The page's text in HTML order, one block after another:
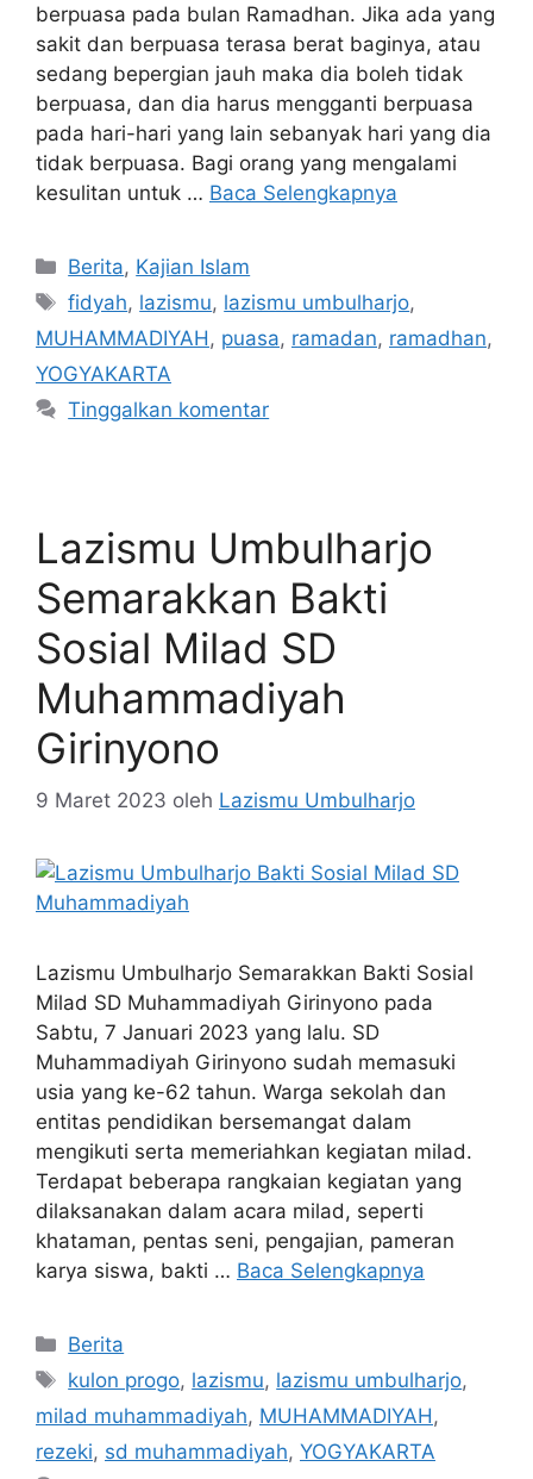
berpuasa pada bulan Ramadhan. Jika ada yang
sakit dan berpuasa terasa berat baginya, atau
sedang bepergian jauh maka dia boleh tidak
berpuasa, dan dia harus mengganti berpuasa
pada hari-hari yang lain sebanyak hari yang dia
tidak berpuasa. Bagi orang yang mengalami
kesulitan untuk … Baca Selengkapnya
Berita, Kajian Islam
fidyah, lazismu, lazismu umbulharjo,
MUHAMMADIYAH , puasa, ramadan, ramadhan,
YOGYAKARTA
Tinggalkan komentar
Lazismu Umbulharjo
Semarakkan Bakti
Sosial Milad SD
Muhammadiyah
Girinyono
9 Maret 2023 oleh Lazismu Umbulharjo
Lazismu Umbulharjo Semarakkan Bakti Sosial
Milad SD Muhammadiyah Girinyono pada
Sabtu, 7 Januari 2023 yang lalu. SD
Muhammadiyah Girinyono sudah memasuki
usia yang ke-62 tahun. Warga sekolah dan
entitas pendidikan bersemangat dalam
mengikuti serta memeriahkan kegiatan milad.
Terdapat beberapa rangkaian kegiatan yang
dilaksanakan dalam acara milad, seperti
khataman, pentas seni, pengajian, pameran
karya siswa, bakti … Baca Selengkapnya
Berita
kulon progo, lazismu, lazismu umbulharjo,
milad muhammadiyah, MUHAMMADIYAH,
rezeki, sd muhammadiyah, YOGYAKARTA